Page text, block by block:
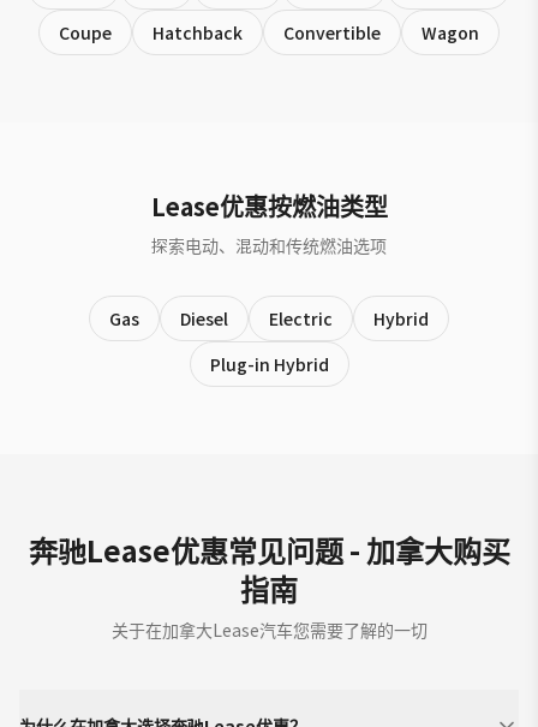
Coupe
Hatchback Convertible Wagon
Lease优惠按燃油类型
探索电动、混动和传统燃油选项
Gas Diesel Electric
Hybrid
Plug-in Hybrid
奔驰Lease优惠常见问题 - 加拿大购买
指南
关于在加拿大Lease汽车您需要了解的一切